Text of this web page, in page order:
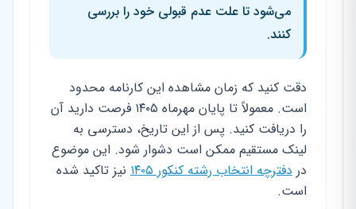
می‌شود تا علت عدم قبولی خود را بررسی
کنند.
دقت کنید که زمان مشاهده این کارنامه محدود
است. معمولاً تا پایان مهرماه ۱۴۰۵ فرصت دارید آن
را دریافت کنید. پس از این تاریخ، دسترسی به
لینک مستقیم ممکن است دشوار شود. این موضوع
در دفترچه انتخاب رشته کنکور ۱۴۰۵
نیز تاکید شده
است.